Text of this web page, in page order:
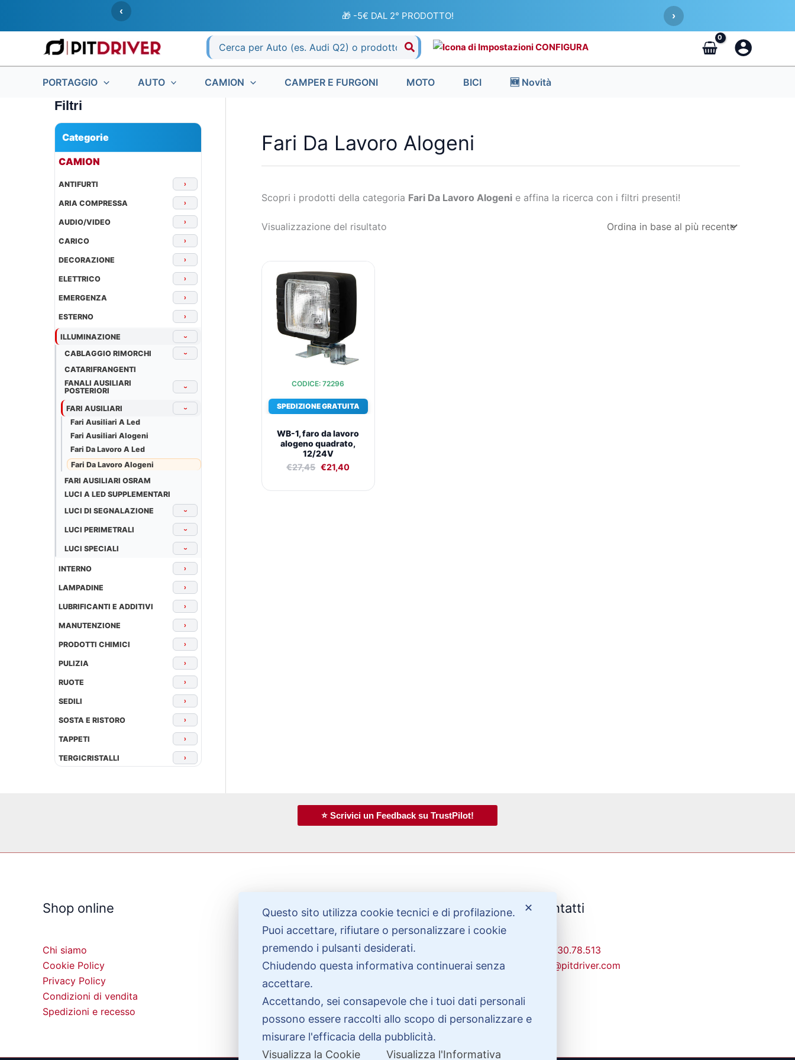
‹ 🎁 -5€ DAL 2° PRODOTTO! ›
Ricerca
per:
CONFIGURA
PORTAGGIO AUTO CAMION CAMPER E FURGONI MOTO BICI 🆕 Novità
Filtri
Categorie
CAMION
ANTIFURTI ›
ARIA COMPRESSA ›
AUDIO/VIDEO ›
CARICO ›
DECORAZIONE ›
ELETTRICO ›
EMERGENZA ›
ESTERNO ›
ILLUMINAZIONE ›
CABLAGGIO RIMORCHI ›
CATARIFRANGENTI
FANALI AUSILIARI
POSTERIORI
›
FARI AUSILIARI ›
Fari Ausiliari A Led
Fari Ausiliari Alogeni
Fari Da Lavoro A Led
Fari Da Lavoro Alogeni
FARI AUSILIARI OSRAM
LUCI A LED SUPPLEMENTARI
LUCI DI SEGNALAZIONE
›
LUCI PERIMETRALI ›
LUCI SPECIALI ›
INTERNO ›
LAMPADINE ›
LUBRIFICANTI E ADDITIVI ›
MANUTENZIONE ›
PRODOTTI CHIMICI ›
PULIZIA ›
RUOTE ›
SEDILI ›
SOSTA E RISTORO ›
TAPPETI ›
TERGICRISTALLI ›
Fari Da Lavoro Alogeni
Scopri i prodotti della categoria Fari Da Lavoro Alogeni e affina la ricerca con i filtri presenti!
Visualizzazione del risultato
CODICE: 72296
SPEDIZIONE GRATUITA
WB-1, faro da lavoro
alogeno quadrato,
12/24V
€27,45
prezzo
originale
era:
€27,45.
€21,40
prezzo
attuale
€21,40.
⭐ Scrivici un Feedback su TrustPilot!
Shop online
Chi siamo
Cookie Policy
Privacy Policy
Condizioni di vendita
Spedizioni e recesso
Bisogno di aiuto?
Contattaci
Garanzie
Contatti
329-30.78.513
info@pitdriver.com
✕
Questo sito utilizza cookie tecnici e di profilazione.
Puoi accettare, rifiutare o personalizzare i cookie
premendo i pulsanti desiderati.
Chiudendo questa informativa continuerai senza
accettare.
Accettando, sei consapevole che i tuoi dati personali
possono essere raccolti allo scopo di personalizzare e
misurare l'efficacia della pubblicità.
Visualizza la Cookie
Visualizza l'Informativa